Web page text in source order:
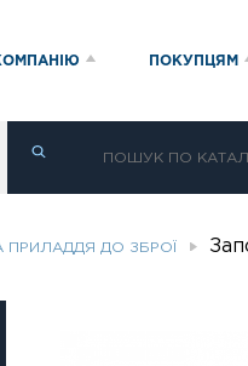
ПОКУПЦЯМ
ПРИЛАДДЯ ДО ЗБРОЇ